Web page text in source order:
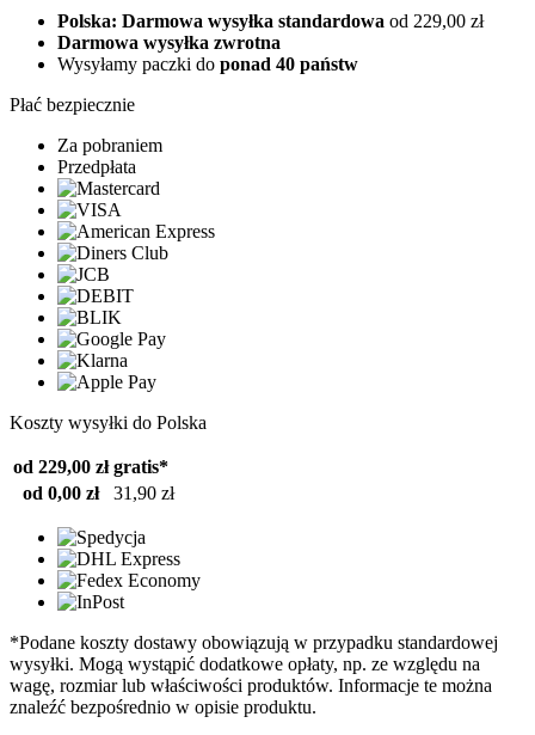
Polska: Darmowa wysyłka standardowa od 229,00 zł
Darmowa wysyłka zwrotna
Wysyłamy paczki do ponad 40 państw
Płać bezpiecznie
Za pobraniem
Przedpłata
Koszty wysyłki do Polska
od 229,00 zł gratis*
od 0,00 zł
31,90 zł
*Podane koszty dostawy obowiązują w przypadku standardowej
wysyłki. Mogą wystąpić dodatkowe opłaty, np. ze względu na
wagę, rozmiar lub właściwości produktów. Informacje te można
znaleźć bezpośrednio w opisie produktu.